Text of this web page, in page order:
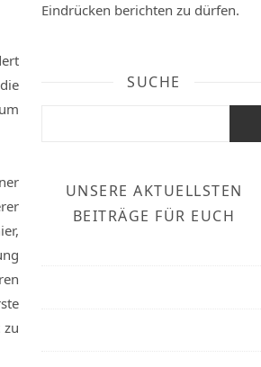
Eindrücken berichten zu dürfen.
SUCHE
UNSERE AKTUELLSTEN
BEITRÄGE FÜR EUCH